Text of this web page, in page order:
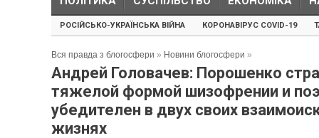
РОСІЙСЬКО-УКРАЇНСЬКА ВІЙНА КОРОНАВІРУС COVID-19
Вся правда з блогосфери » Новини блогосфери »
Андрей Головачев: Порошенко
тяжелой формой шизофрении и
убедителен в двух своих
жизнях